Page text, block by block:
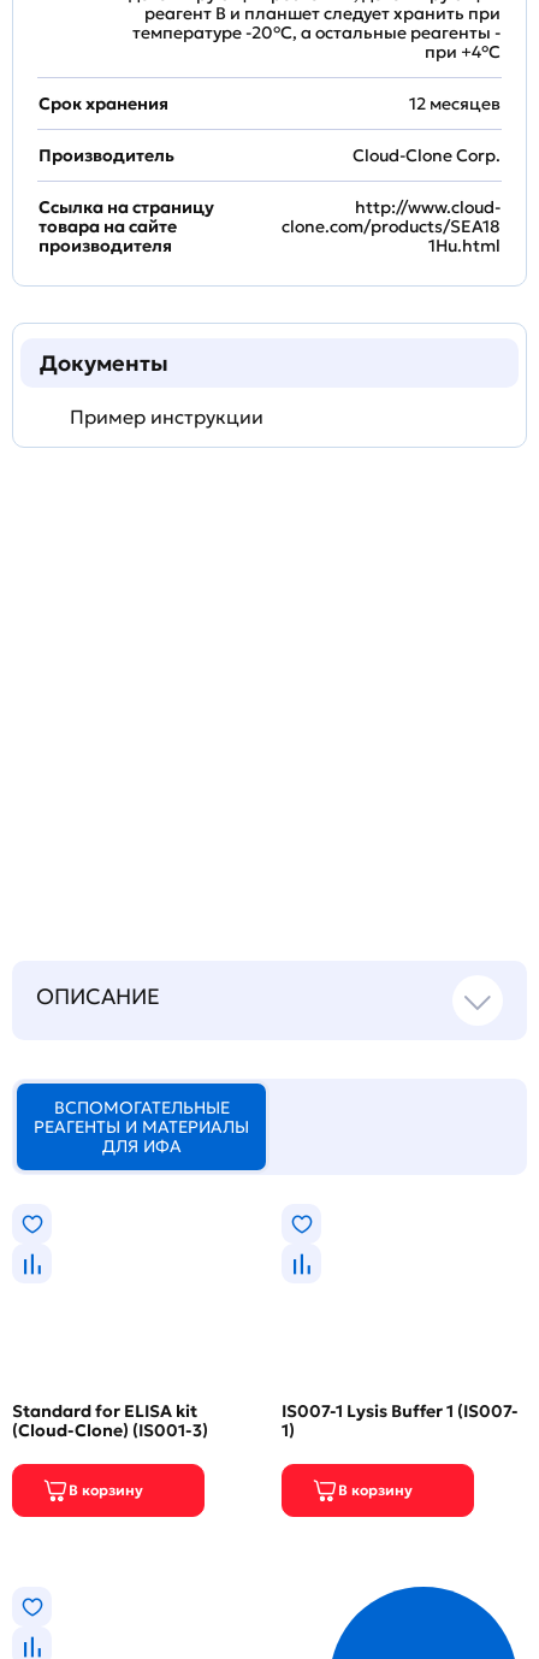
реагент B и планшет следует хранить при
температуре -20°C, а остальные реагенты -
при +4°С
Срок хранения 12 месяцев
Производитель Cloud-Clone Corp.
Ссылка на страницу
товара на сайте
производителя
http://www.cloud-
clone.com/products/SEA18
1Hu.html
Документы
Пример инструкции
ОПИСАНИЕ
ВСПОМОГАТЕЛЬНЫЕ
РЕАГЕНТЫ И МАТЕРИАЛЫ
ДЛЯ ИФА
Standard for ELISA kit
(Cloud-Clone) (IS001-3)
IS007-1 Lysis Buffer 1 (IS007-
1)